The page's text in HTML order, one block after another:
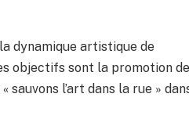
dynamique artistique de
objectifs sont la promotion de
sauvons l’art dans la rue »